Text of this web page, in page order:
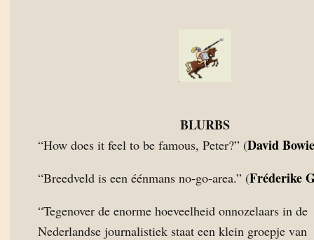
BLURBS
“How does it feel to be famous, Peter?” (David Bowie
“Breedveld is een éénmans no-go-area.” (Fréderike
“Tegenover de enorme hoeveelheid onnozelaars in de
Nederlandse journalistiek staat een klein groepje van